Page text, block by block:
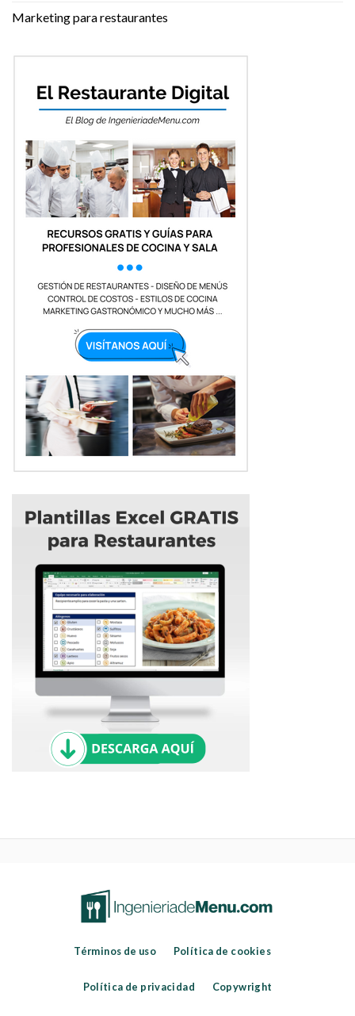
Marketing para restaurantes
Términos de uso Política de cookies
Política de privacidad Copywright